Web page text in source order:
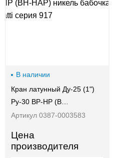
В наличии
Кран латунный Ду-25 (1")
Ру-30 ВР-НР (В…
Артикул 0387-0003583
Цена
производителя